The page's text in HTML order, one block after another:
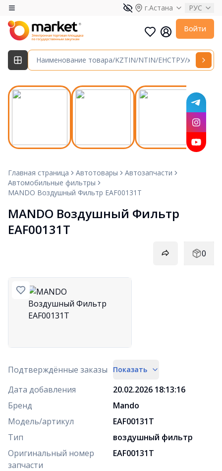
г.Астана РУС
Войти
Главная страница Автотовары
Автозапчасти
Автомобильные фильтры
MANDO Воздушный Фильтр EAF00131T
MANDO Воздушный Фильтр
EAF00131T
0
Подтверждённые заказы Показать
Дата добавления
20.02.2026 18:13:16
Бренд
Mando
Модель/артикул
EAF00131T
Тип
воздушный фильтр
Оригинальный номер
запчасти
EAF00131T